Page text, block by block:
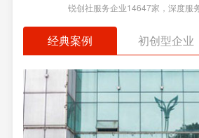
锐创社服务企业14647家，深度服
经典案例 初创型企业